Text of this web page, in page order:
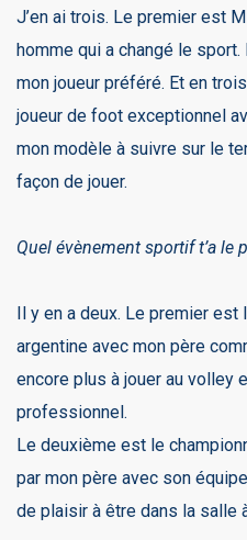
J’en ai trois. Le premier est
homme qui a changé le
mon joueur préféré. Et en
joueur de foot exceptionnel
mon modèle à suivre sur le
façon de jouer.
Quel évènement sportif t’a le
Il y en a deux. Le premier
argentine avec mon père
encore plus à jouer au volley
professionnel.
Le deuxième est le
par mon père avec son
de plaisir à être dans la salle